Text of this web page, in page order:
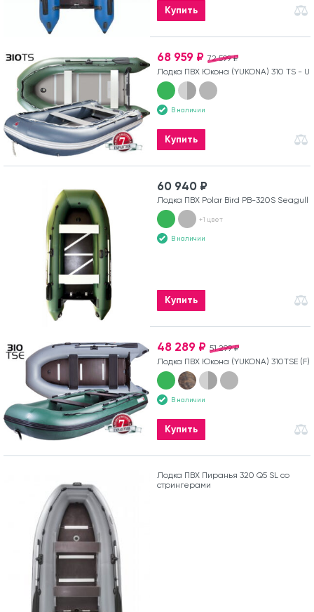
Купить
72 599 ₽
68 959 ₽
Лодка ПВХ Юкона (YUKONA) 310 TS - U
В наличии
Купить
60 940 ₽
Лодка ПВХ Polar Bird PB-320S Seagull
+1 цвет
В наличии
Купить
51 299 ₽
48 289 ₽
Лодка ПВХ Юкона (YUKONA) 310TSE (F)
В наличии
Купить
Лодка ПВХ Пиранья 320 Q5 SL со
стрингерами